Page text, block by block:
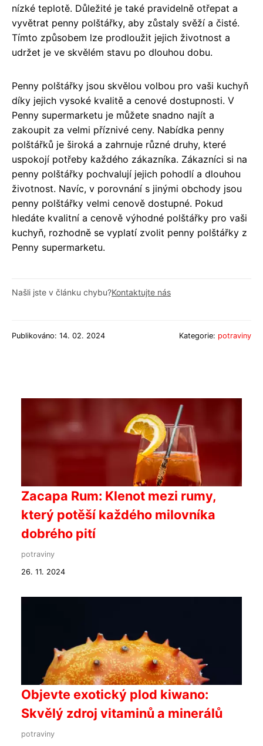
nízké teplotě. Důležité je také pravidelně otřepat a
vyvětrat penny polštářky, aby zůstaly svěží a čisté.
Tímto způsobem lze prodloužit jejich životnost a
udržet je ve skvělém stavu po dlouhou dobu.
Penny polštářky jsou skvělou volbou pro vaši kuchyň
díky jejich vysoké kvalitě a cenové dostupnosti. V
Penny supermarketu je můžete snadno najít a
zakoupit za velmi příznivé ceny. Nabídka penny
polštářků je široká a zahrnuje různé druhy, které
uspokojí potřeby každého zákazníka. Zákazníci si na
penny polštářky pochvalují jejich pohodlí a dlouhou
životnost. Navíc, v porovnání s jinými obchody jsou
penny polštářky velmi cenově dostupné. Pokud
hledáte kvalitní a cenově výhodné polštářky pro vaši
kuchyň, rozhodně se vyplatí zvolit penny polštářky z
Penny supermarketu.
Našli jste v článku chybu?Kontaktujte nás
Publikováno: 14. 02. 2024 Kategorie: potraviny
Zacapa Rum: Klenot mezi rumy,
který potěší každého milovníka
dobrého pití
potraviny
26. 11. 2024
Objevte exotický plod kiwano:
Skvělý zdroj vitaminů a minerálů
potraviny